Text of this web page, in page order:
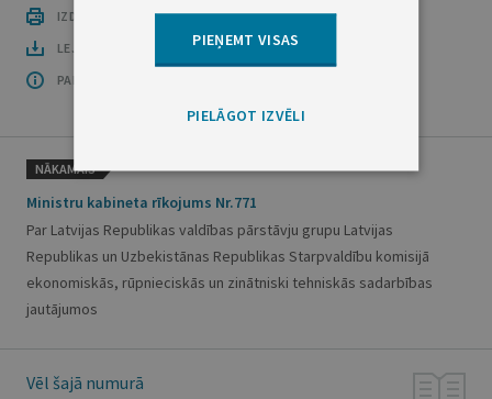
IZDRUKĀT PUBLIKĀCIJU
LEJUPLĀDĒT LAIDIENU (PDF)
PAR OFICIĀLO IZDEVUMU
NĀKAMAIS
Ministru kabineta rīkojums Nr.771
Par Latvijas Republikas valdības pārstāvju grupu Latvijas
Republikas un Uzbekistānas Republikas Starpvaldību komisijā
ekonomiskās, rūpnieciskās un zinātniski tehniskās sadarbības
jautājumos
Vēl šajā numurā
PIEŅEMT VISAS
PIELĀGOT IZVĒLI